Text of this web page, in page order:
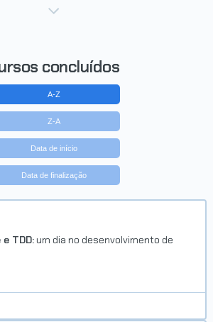
Linguagem Rust
Concluído em 28/09/2023
concluídos
A-Z
Z-A
Data de início
Data de finalização
e TDD: um dia no desenvolvimento de